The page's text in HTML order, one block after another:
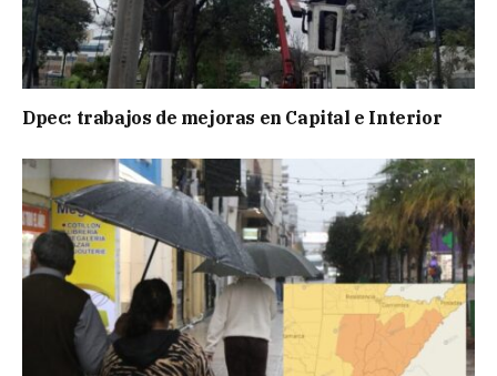
Dpec: trabajos de mejoras en Capital e Interior